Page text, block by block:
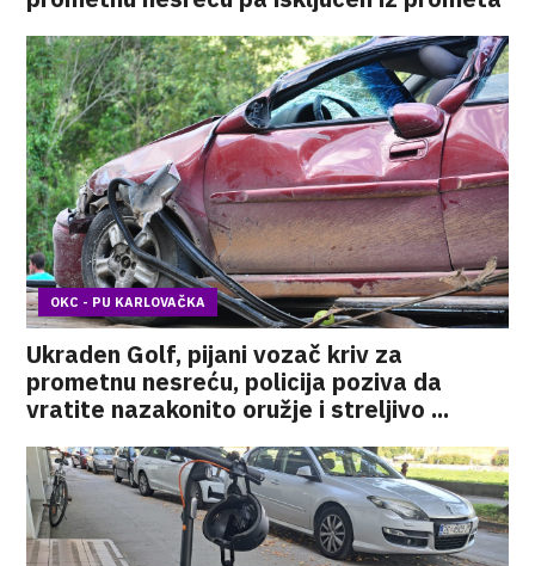
OKC - PU KARLOVAČKA
Ukraden Golf, pijani vozač kriv za
prometnu nesreću, policija poziva da
vratite nazakonito oružje i streljivo ...